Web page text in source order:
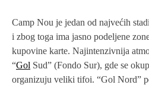
Camp Nou je jedan od najvećih
i zbog toga ima jasno podeljene
kupovine karte. Najintenzivnija
“Gol Sud” (Fondo Sur), gde se
organizuju veliki tifoi. “Gol Nord”